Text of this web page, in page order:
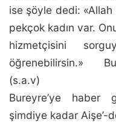
ise şöy­le dedi: «Allah
pekçok ka­dın var.
hizmetçisini
öğrenebilirsin.»
(s.a.v)
Bureyre’ye haber
şimdiye kadar Aişe’-